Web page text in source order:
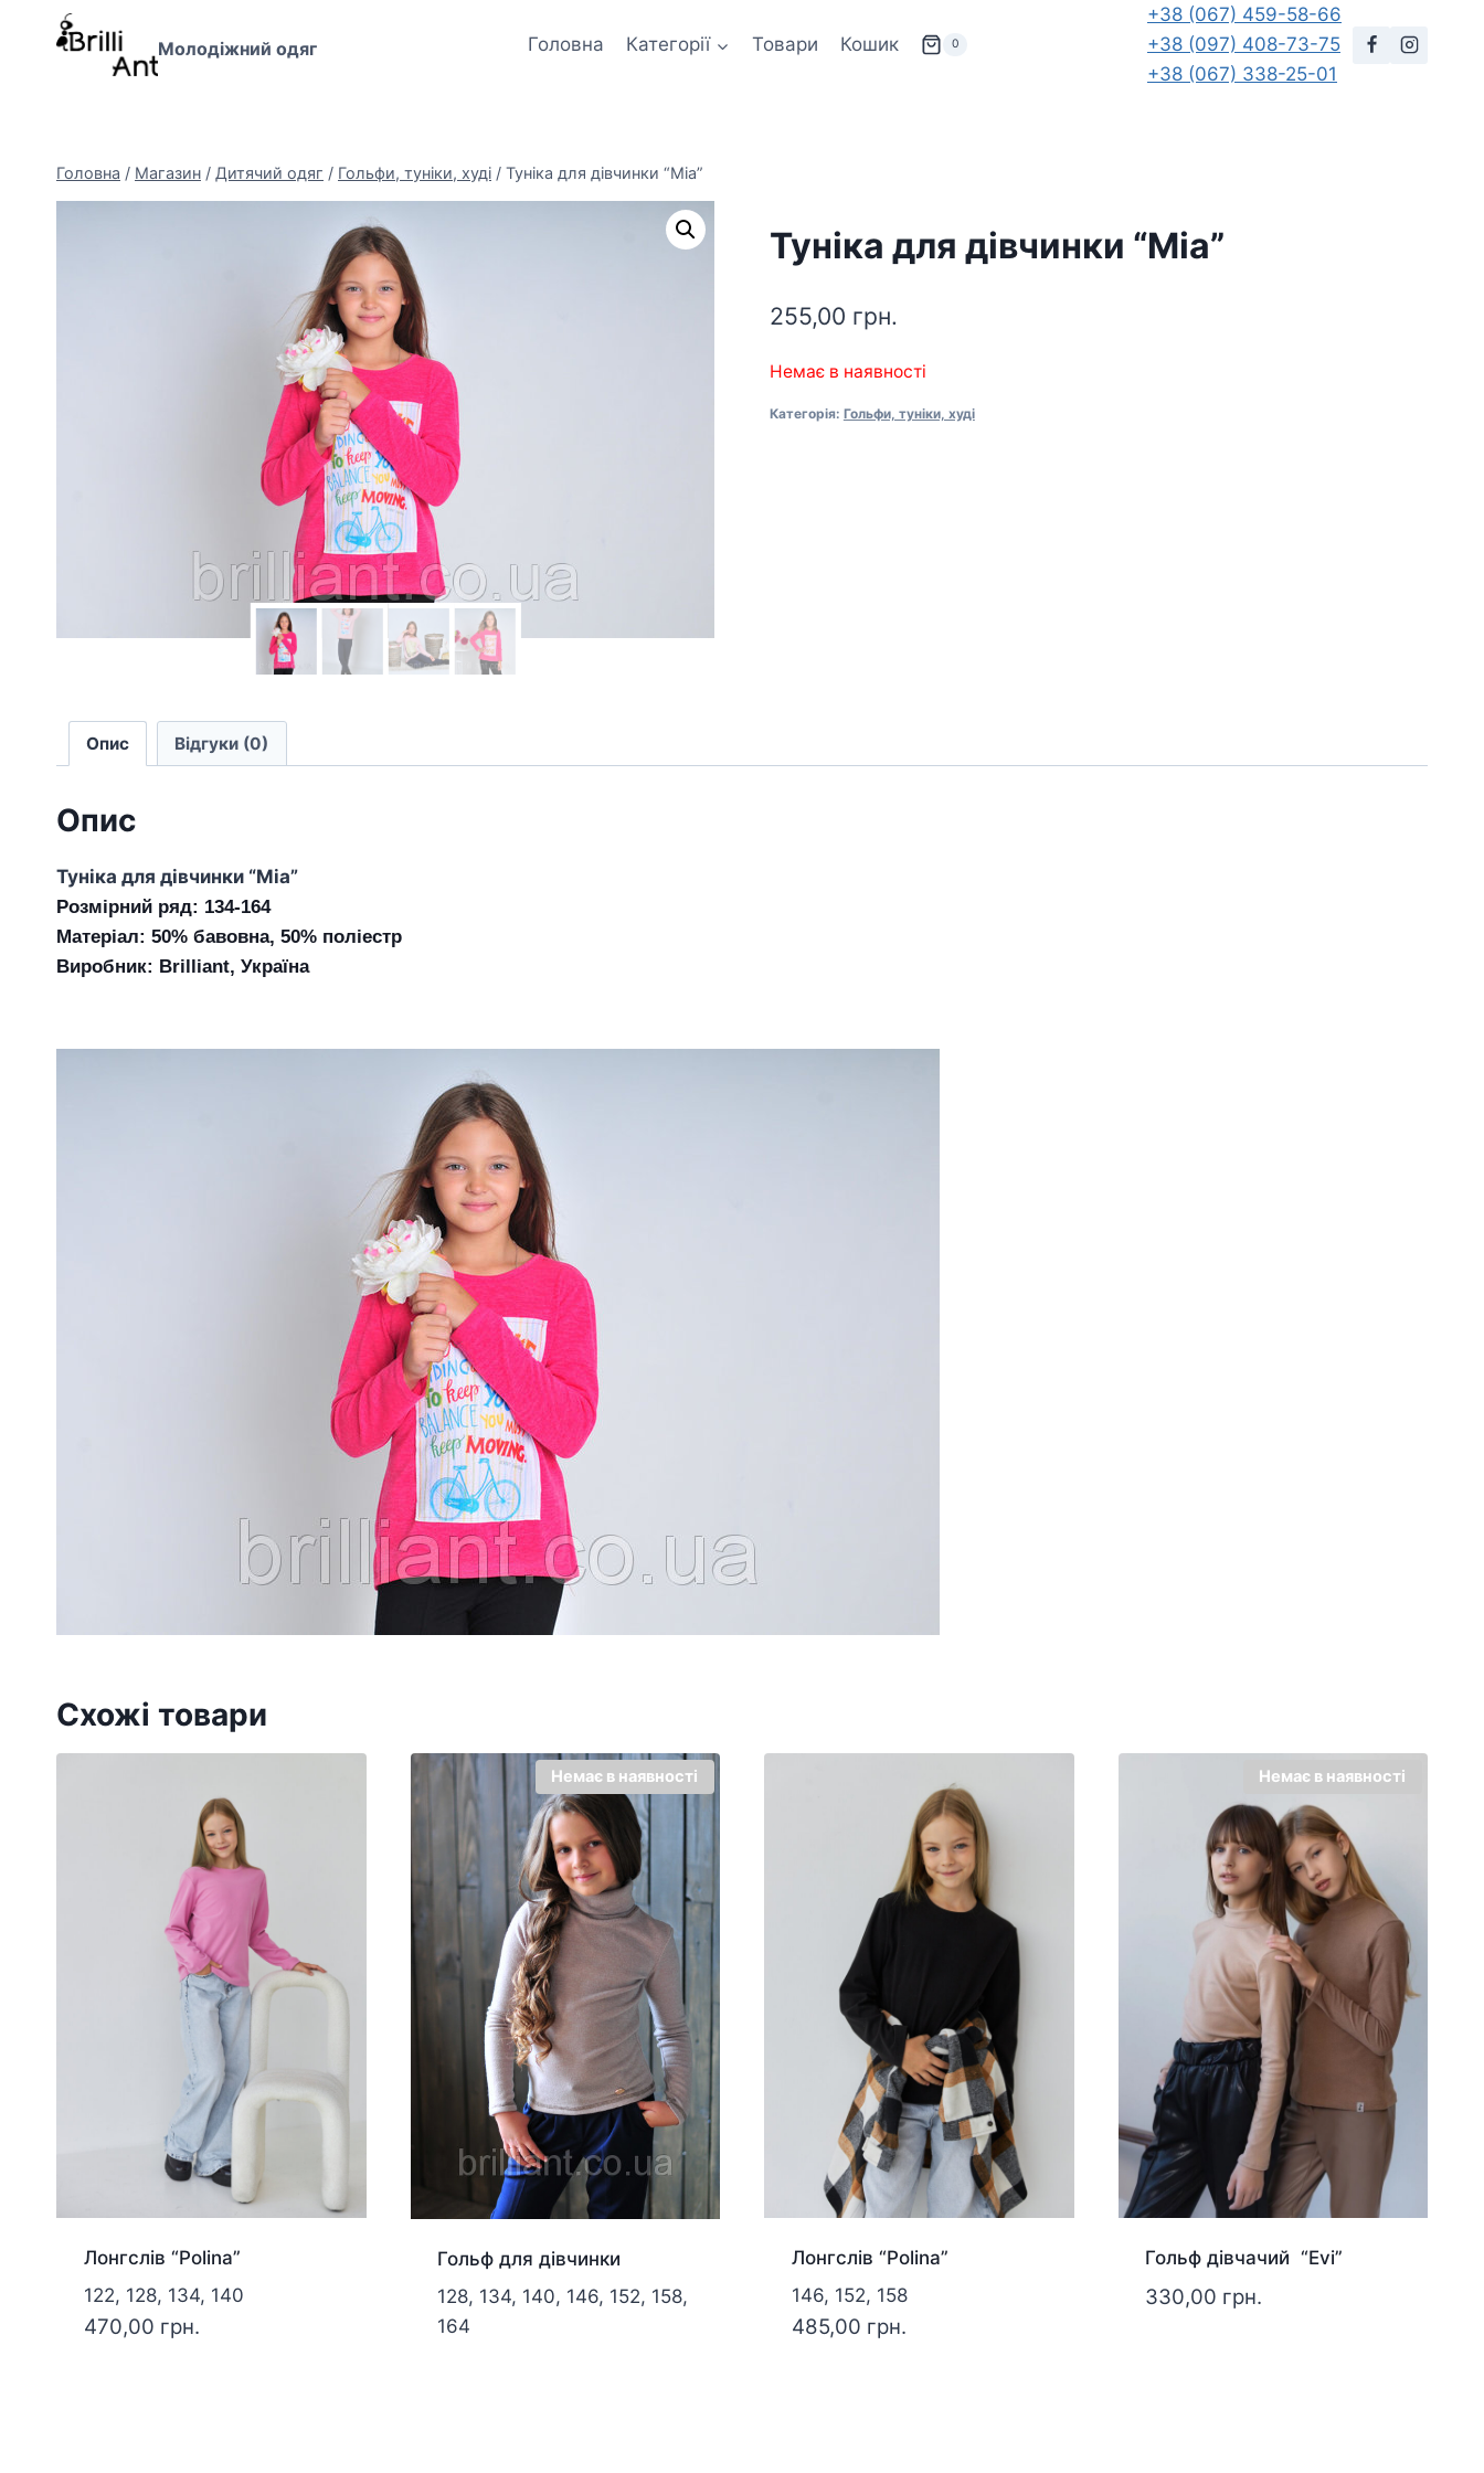
Перейти
Молодіжний одяг Головна Категорії Товари Кошик 0
+38 (067) 459-58-66
+38 (097) 408-73-75
+38 (067) 338-25-01
Головна / Магазин / Дитячий одяг / Гольфи, туніки, худі / Туніка для дівчинки “Mia”
Туніка для дівчинки “Mia”
255,00 грн.
Немає в наявності
Категорія: Гольфи, туніки, худі
Опис Відгуки (0)
Опис
Туніка для дівчинки “Mia”
Розмірний ряд: 134-164
Матеріал: 50% бавовна, 50% поліестр
Виробник: Brilliant, Україна
Схожі товари
Лонгслів “Polina”
122, 128, 134, 140
470,00 грн.
Немає в наявності
Гольф для дівчинки
128, 134, 140, 146, 152, 158,
164
Лонгслів “Polina”
146, 152, 158
485,00 грн.
Немає в наявності
Гольф дівчачий “Evi”
330,00 грн.